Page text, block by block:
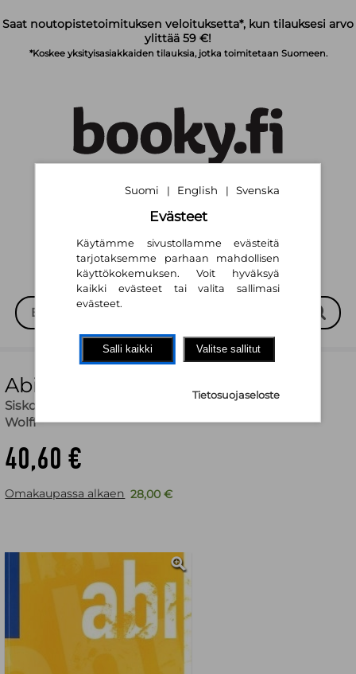
Saat noutopistetoimituksen veloituksetta*, kun tilauksesi arvo
ylittää 59 €!
*Koskee yksityisasiakkaiden tilauksia, jotka toimitetaan Suomeen.
Suomi | English | Svenska
Abi ruotsi
Sisko Harkoma
Carita Rosenberg-
Wolff
40,60 €
Omakaupassa alkaen 28,00 €
Suomi | English | Svenska
Evästeet
Käytämme sivustollamme evästeitä
tarjotaksemme parhaan mahdollisen
käyttökokemuksen. Voit hyväksyä
kaikki evästeet tai valita sallimasi
evästeet.
Salli kaikki Valitse sallitut
Tietosuojaseloste